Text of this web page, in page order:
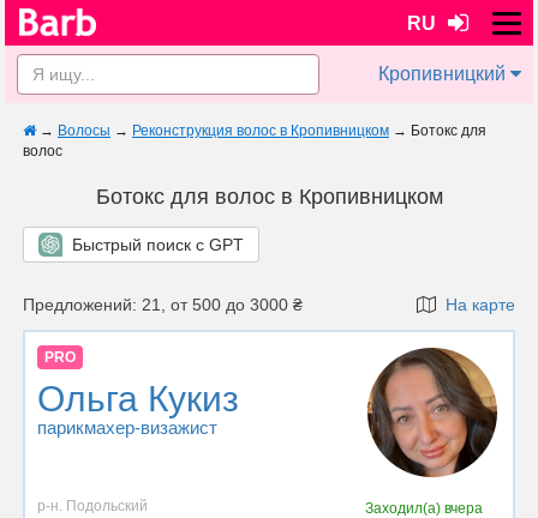
RU
Кропивницкий
→ Волосы → Реконструкция волос в Кропивницком → Ботокс для
волос
Ботокс для волос в Кропивницком
Быстрый поиск с GPT
Предложений: 21, от 500 до 3000 ₴ На карте
PRO
Ольга Кукиз
парикмахер-визажист
р-н. Подольский Заходил(а) вчера